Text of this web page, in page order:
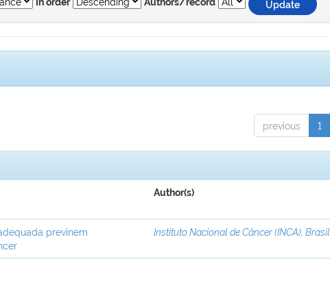
In order Authors/record
previous 1
Author(s)
previnem
Instituto Nacional de Câncer (INCA), Brasil